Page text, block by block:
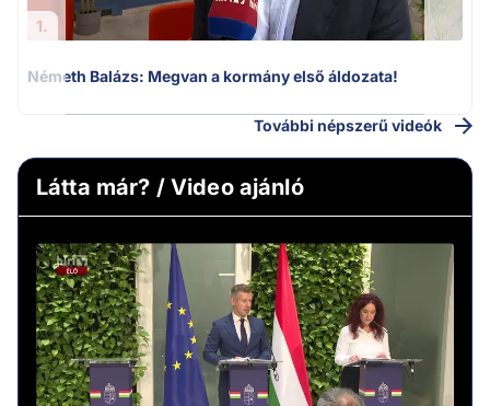
1.
Németh Balázs: Megvan a kormány első áldozata!
További népszerű videók
Látta már? / Video ajánló